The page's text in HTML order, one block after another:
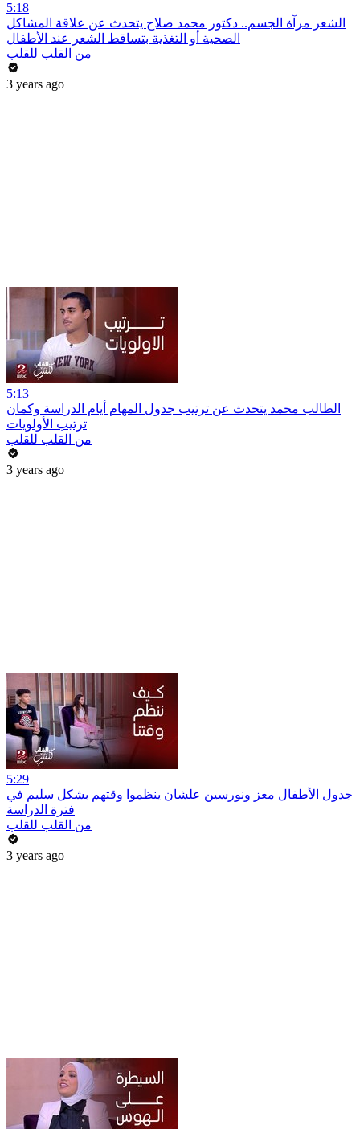
5:18
الشعر مرآة الجسم.. دكتور محمد صلاح يتحدث عن علاقة المشاكل
الصحية أو التغذية بتساقط الشعر عند الأطفال
من القلب للقلب
3 years ago
5:13
الطالب محمد يتحدث عن ترتيب جدول المهام أيام الدراسة وكمان
ترتيب الأولويات
من القلب للقلب
3 years ago
5:29
جدول الأطفال معز ونورسين علشان ينظموا وقتهم بشكل سليم في
فترة الدراسة
من القلب للقلب
3 years ago